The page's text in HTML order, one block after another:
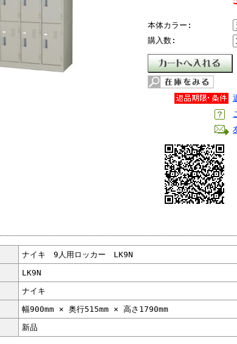
本体カラー:
購入数:
ナイキ 9人用ロッカー LK9N
LK9N
ナイキ
幅900mm × 奥行515mm × 高さ1790mm
新品